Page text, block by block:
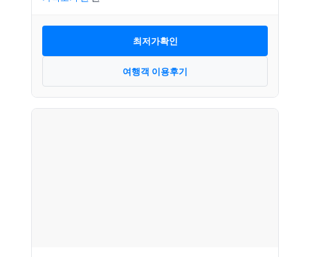
최저가확인
여행객 이용후기